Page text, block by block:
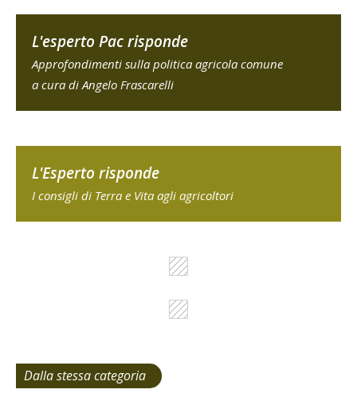
L'esperto Pac risponde
Approfondimenti sulla politica agricola comune
a cura di Angelo Frascarelli
L'Esperto risponde
I consigli di Terra e Vita agli agricoltori
Dalla stessa categoria